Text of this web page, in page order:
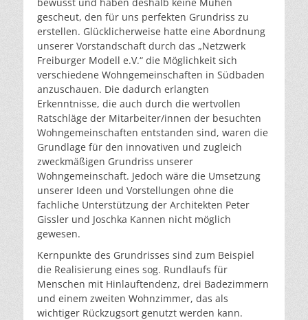
gescheut, den für uns perfekten Grundriss zu
erstellen. Glücklicherweise hatte eine Abordnung
unserer Vorstandschaft durch das „Netzwerk
Freiburger Modell e.V.“ die Möglichkeit sich
verschiedene Wohngemeinschaften in Südbaden
anzuschauen. Die dadurch erlangten
Erkenntnisse, die auch durch die wertvollen
Ratschläge der Mitarbeiter/innen der besuchten
Wohngemeinschaften entstanden sind, waren die
Grundlage für den innovativen und zugleich
zweckmäßigen Grundriss unserer
Wohngemeinschaft. Jedoch wäre die Umsetzung
unserer Ideen und Vorstellungen ohne die
fachliche Unterstützung der Architekten Peter
Gissler und Joschka Kannen nicht möglich
gewesen.
Kernpunkte des Grundrisses sind zum Beispiel
die Realisierung eines sog. Rundlaufs für
Menschen mit Hinlauftendenz, drei Badezimmern
und einem zweiten Wohnzimmer, das als
wichtiger Rückzugsort genutzt werden kann.